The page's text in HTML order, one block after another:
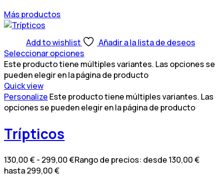
Más productos
Add to wishlist
Añadir a la lista de deseos
Seleccionar opciones
Este producto tiene múltiples variantes. Las opciones se
pueden elegir en la página de producto
Quick view
Personalize Este producto tiene múltiples variantes. Las
opciones se pueden elegir en la página de producto
Trípticos
130,00€ - 299,00€Rango de precios: desde 130,00 €
hasta 299,00 €